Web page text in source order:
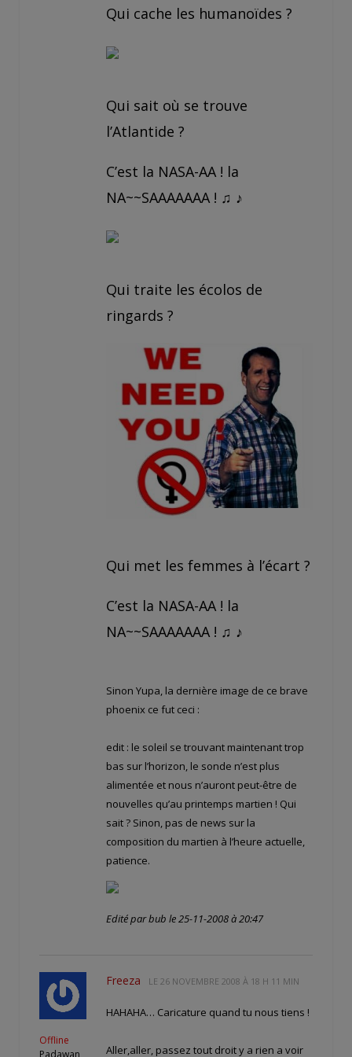
Qui cache les humanoïdes ?
Qui sait où se trouve
l’Atlantide ?
C’est la NASA-AA ! la
NA~~SAAAAAAA ! ♫ ♪
Qui traite les écolos de
ringards ?
Qui met les femmes à l’écart ?
C’est la NASA-AA ! la
NA~~SAAAAAAA ! ♫ ♪
Sinon Yupa, la dernière image de ce brave
phoenix ce fut ceci :
edit : le soleil se trouvant maintenant trop
bas sur l’horizon, le sonde n’est plus
alimentée et nous n’auront peut-être de
nouvelles qu’au printemps martien ! Qui
sait ? Sinon, pas de news sur la
composition du martien à l’heure actuelle,
patience.
Edité par bub le 25-11-2008 à 20:47
Offline
Freeza LE 26 NOVEMBRE 2008 À 18 H 11 MIN
HAHAHA… Caricature quand tu nous tiens !
Aller,aller, passez tout droit y a rien a voir